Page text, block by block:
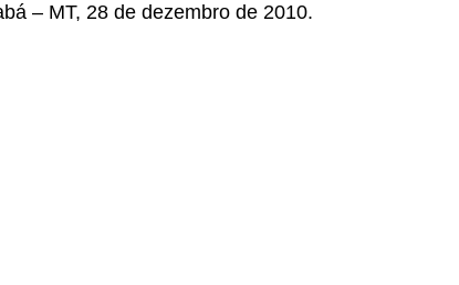
– MT, 28 de dezembro de 2010.